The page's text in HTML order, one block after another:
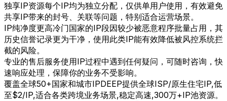
独享IP资源每个IP均为独立分配，仅供单用户使用，有效避免
共享IP带来的封号、关联等问题，特别适合运营场景。
IP纯净度更高冷门国家的IP段因较少被恶意程序批量占用，其
历史信誉记录更为干净，使用此类IP能有效降低被风控系统拦
截的风险。
专业的售后服务使用IP过程中遇到任何疑问，可随时咨询，快
速响应处理，保障你的业务不受影响。
覆盖全球50+国家和城市IPDEEP提供全球ISP/原生住宅IP,低
至$2/IP,适合各类跨境业务场景,稳定高速,300万+IP池资源。